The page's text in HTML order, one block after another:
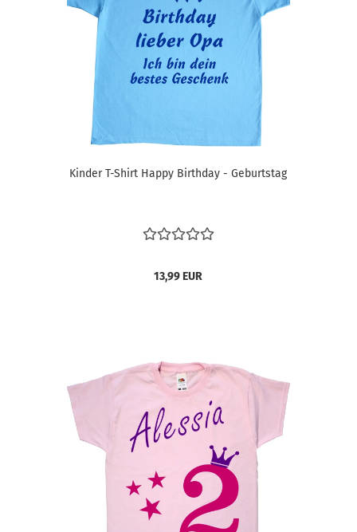
Kinder T-Shirt Happy Birthday - Geburtstag
13,99 EUR